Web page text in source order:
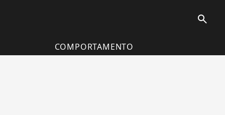
search
COMPORTAMENTO